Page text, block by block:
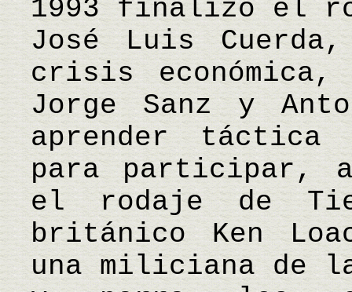
1993 finalizó el
José Luis
crisis económica,
Jorge Sanz y
aprender
para participar, a
el rodaje de
británico Ken
una miliciana de